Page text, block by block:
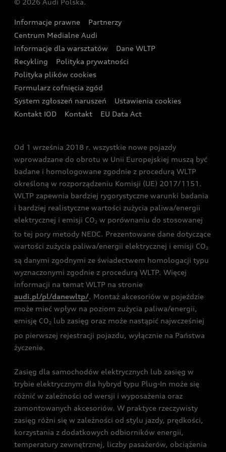
Wyszukaj najbliższego Partnera Audi
Oferta dla przedsiębiorców
Oferta dla klientów prywatnych
Kalkulator rat
Ubezpieczenie
Audi exclusive
Zasięg
Gwarancja
Akcje serwisowe Audi
Katalog online akcesoriów
Audi i Muzeum Sztuki Nowoczesnej w Warszawie
Audi driving experience
Audi quattro Cup
Audi i Puchar Świata w Skokach Narciarskich w
Zakopanem
© 2026 Audi Polska.
Informacje prawne
Partnerzy
Centrum Medialne Audi
Informacje dla warsztatów
Dane WLTP
Recykling
Polityka prywatności
Polityka plików cookies
Formularz cofnięcia zgód
System zgłoszeń naruszeń
Ustawienia cookies
Kontakt IOD
Kontakt EU Data Act
Od 1 września 2018 r. wszystkie nowe pojazdy
wprowadzane do obrotu w Unii Europejskiej muszą być
badane i homologowane zgodnie z procedurą WLTP
określoną w rozporządzeniu Komisji (UE) 2017/1151.
WLTP zapewnia bardziej rygorystyczne warunki badania
i bardziej realistyczne wartości zużycia paliwa/energii
elektrycznej i emisji CO2 w porównaniu do stosowanej
to tej pory metody NEDC. Prezentowane dane dotyczące
wartości zużycia paliwa/energii elektrycznej i emisji CO2
są danymi zgodnymi ze świadectwem homologacji typu
wyznaczonymi zgodnie z procedurą WLTP. Więcej
informacji na temat WLTP na stronie
audi.pl/pl/danewltp/. Montaż akcesoriów w pojeździe
może mieć wpływ na poziom zużycia paliwa/energii,
emisję CO2 lub zasięg oraz może nastąpić najwcześniej
po pierwszej rejestracji pojazdu, wyłącznie na Państwa
życzenie.
Zasięg dla samochodów elektrycznych lub zasięg w
trybie elektrycznym dla hybryd typu Plug-In może się
różnić w zależności od wersji i wyposażenia oraz
zamontowanych akcesoriów. W praktyce rzeczywisty
zasięg różni się w zależności od stylu jazdy, prędkości,
korzystania z dodatkowych odbiorników energii,
temperatury zewnętrznej, liczby pasażerów, obciążenia